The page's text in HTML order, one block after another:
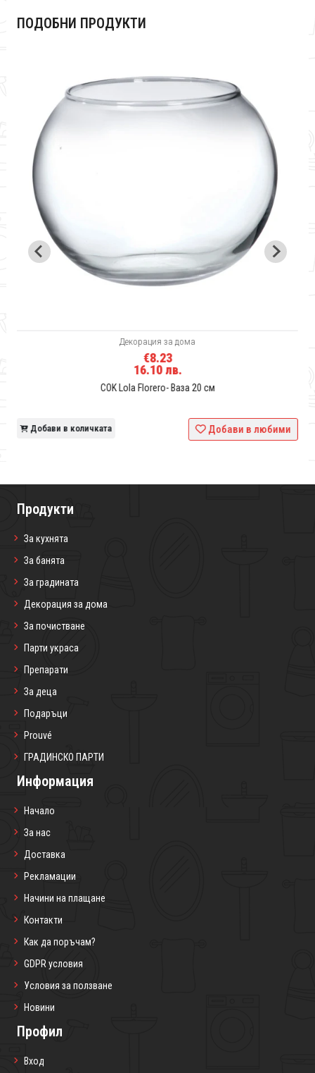
ПОДОБНИ ПРОДУКТИ
Декорация за дома
€8.23
16.10 лв.
COK Lola Florero- Ваза 20 cм
Добави в количката Добави в любими
Продукти
За кухнята
За банята
За градината
Декорация за дома
За почистване
Парти украса
Препарати
За деца
Подаръци
Prouvé
ГРАДИНСКО ПАРТИ
Информация
Начало
За нас
Доставка
Рекламации
Начини на плащане
Контакти
Как да поръчам?
GDPR условия
Условия за ползване
Новини
Профил
Вход